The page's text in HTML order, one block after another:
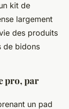
kit de
largement
des produits
de bidons
pro, par
un pad